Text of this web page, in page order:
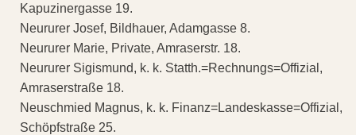
Kapuzinergasse 19.
Neururer Josef, Bildhauer, Adamgasse 8.
Neururer Marie, Private, Amraserstr. 18.
Neururer Sigismund, k. k. Statth.=Rechnungs=Offizial,
Amraserstraße 18.
Neuschmied Magnus, k. k. Finanz=Landeskasse=Offizial,
Schöpfstraße 25.